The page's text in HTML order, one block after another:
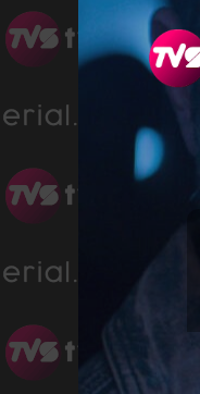
alla
navigazione
contenuto